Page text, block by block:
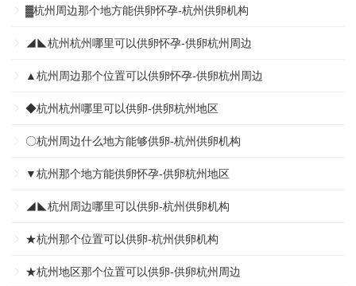
▓杭州周边那个地方能供卵怀孕-杭州供卵机构
◢◣杭州杭州哪里可以供卵怀孕-供卵杭州周边
▲杭州周边那个位置可以供卵怀孕-供卵杭州周边
◆杭州杭州哪里可以供卵-供卵杭州地区
〇杭州周边什么地方能够供卵-杭州供卵机构
▼杭州那个地方能供卵怀孕-供卵杭州地区
◢◣杭州周边哪里可以供卵-杭州供卵机构
★杭州那个位置可以供卵-杭州供卵机构
★杭州地区那个位置可以供卵-供卵杭州周边